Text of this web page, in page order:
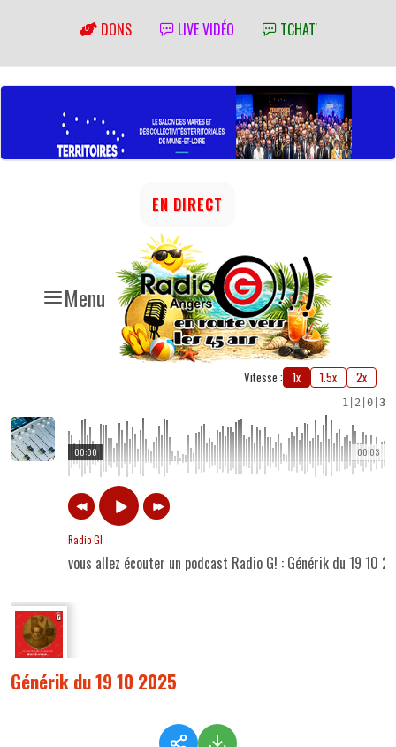
DONS LIVE VIDÉO TCHAT'
Menu
EN DIRECT
Vitesse : 1x 1.5x 2x
1 2 0 3
00:03
00:00
Radio G!
vous allez écouter un podcast Radio G! : Générik du 19 10
Générik du 19 10 2025